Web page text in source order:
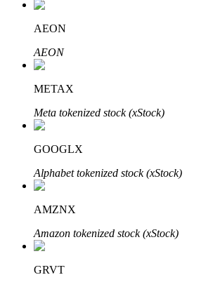
Otomatik Yatırım
Uzun vadeli kâr ve esnek çıkarlar elde edin
Stake Etmeyi Öğrenin
Pasif gelir kazanma hakkında bilgi edinin
AEON
AEON
METAX
Meta tokenized stock (xStock)
GOOGLX
Alphabet tokenized stock (xStock)
AMZNX
Amazon tokenized stock (xStock)
GRVT